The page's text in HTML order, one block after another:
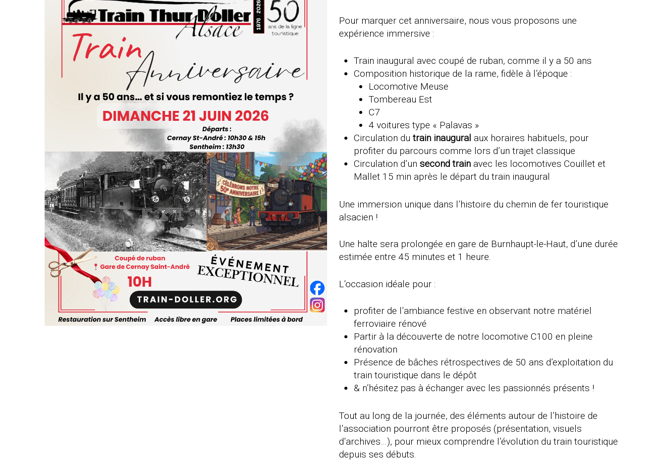
Pour marquer cet anniversaire, nous vous proposons une
expérience immersive :
Train inaugural avec coupé de ruban, comme il y a 50 ans
Composition historique de la rame, fidèle à l’époque :
Locomotive Meuse
Tombereau Est
C7
4 voitures type « Palavas »
Circulation du train inaugural aux horaires habituels, pour
profiter du parcours comme lors d’un trajet classique
Circulation d’un second trainavec les locomotives Couillet et
Mallet 15 min après le départ du train inaugural
Une immersion unique dans l’histoire du chemin de fer touristique
alsacien !
Une halte sera prolongée en gare de Burnhaupt-le-Haut, d’une durée
estimée entre 45 minutes et 1 heure.
L’occasion idéale pour :
profiter de l’ambiance festive en observant notre matériel
ferroviaire rénové
Partir à la découverte de notre locomotive C100 en pleine
rénovation
Présence de bâches rétrospectives de 50 ans d’exploitation du
train touristique dans le dépôt
& n’hésitez pas à échanger avec les passionnés présents !
Tout au long de la journée, des éléments autour de l’histoire de
l’association pourront être proposés (présentation, visuels
d’archives…), pour mieux comprendre l’évolution du train touristique
depuis ses débuts.